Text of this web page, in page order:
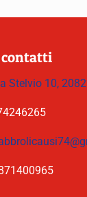
Stelvio 10,